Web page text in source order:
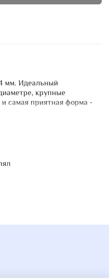
мм. Идеальный
крупные
самая приятная форма -